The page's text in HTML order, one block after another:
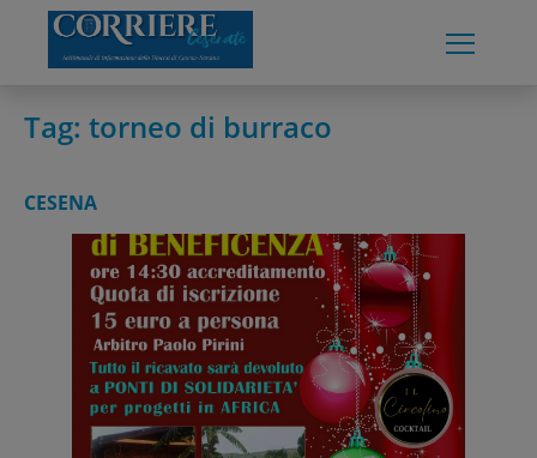
content
Tag: torneo di burraco
CESENA